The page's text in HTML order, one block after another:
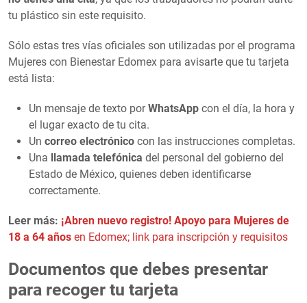
tu plástico sin este requisito.
Sólo estas tres vías oficiales son utilizadas por el programa
Mujeres con Bienestar Edomex para avisarte que tu tarjeta
está lista:
Un mensaje de texto porWhatsApp con el día, la hora y
el lugar exacto de tu cita.
Un correo electrónico con las instrucciones completas.
Una llamada telefónica del personal del gobierno del
Estado de México, quienes deben identificarse
correctamente.
Leer más: ¡Abren nuevo registro! Apoyo para Mujeres de
18 a 64 años en Edomex; link para inscripción y requisitos
Documentos que debes presentar
para recoger tu tarjeta